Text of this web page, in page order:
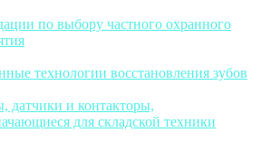
по выбору частного охранного
технологии восстановления зубов
датчики и контакторы,
для складской техники